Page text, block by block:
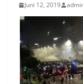
Juni 12, 2019